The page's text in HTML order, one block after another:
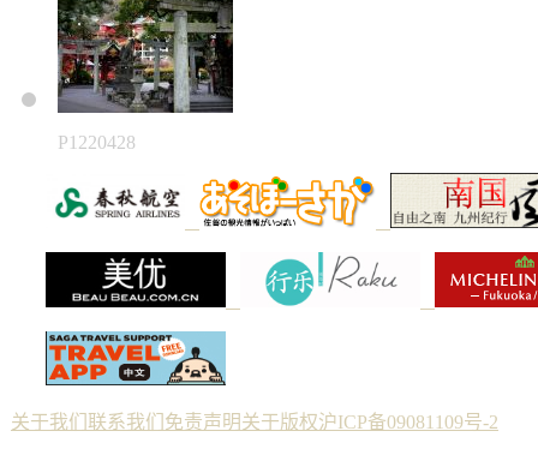
P1220428
关于我们 联系我们 免责声明关于版权沪ICP备09081109号-2